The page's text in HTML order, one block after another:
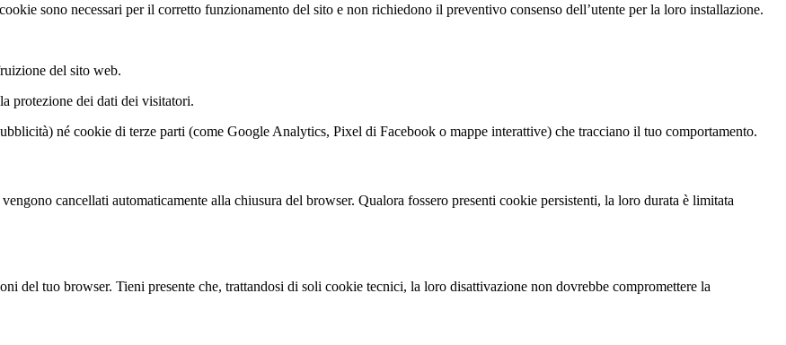
sono necessari per il corretto funzionamento del sito e non richiedono il preventivo consenso dell’utente per la loro installazione.
del sito web.
protezione dei dati dei visitatori.
né cookie di terze parti (come Google Analytics, Pixel di Facebook o mappe interattive) che tracciano il tuo comportamento.
cancellati automaticamente alla chiusura del browser. Qualora fossero presenti cookie persistenti, la loro durata è limitata
del tuo browser. Tieni presente che, trattandosi di soli cookie tecnici, la loro disattivazione non dovrebbe compromettere la